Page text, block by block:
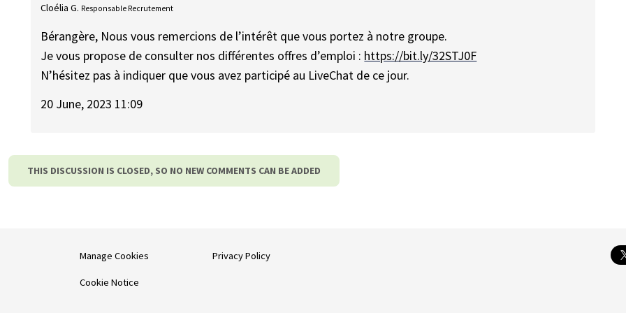
Cloélia G. Responsable Recrutement
Bérangère, Nous vous remercions de l’intérêt que vous portez à notre groupe.
Je vous propose de consulter nos différentes offres d’emploi : https://bit.ly/32STJ0F
N’hésitez pas à indiquer que vous avez participé au LiveChat de ce jour.
20 June, 2023 11:09
THIS DISCUSSION IS CLOSED, SO NO NEW COMMENTS CAN BE ADDED
Manage Cookies
Cookie Notice
Privacy Policy